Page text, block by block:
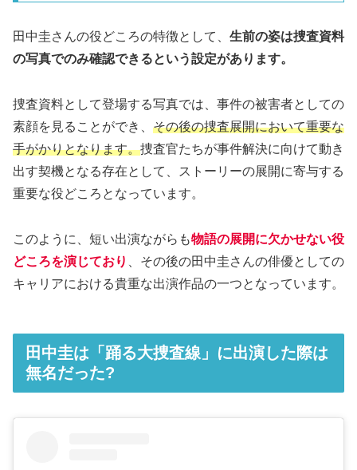
田中圭さんの役どころの特徴として、 生前の姿は捜査資料
の写真でのみ確認できるという設定があります。
捜査資料として登場する写真では、事件の被害者としての
素顔を見ることができ、 その後の捜査展開において重要な
手がかりとなります。捜査官たちが事件解決に向けて動き
出す契機となる存在として、ストーリーの展開に寄与する
重要な役どころとなっています。
このように、短い出演ながらも物語の展開に欠かせない役
どころを演じており
、その後の田中圭さんの俳優としての
キャリアにおける貴重な出演作品の一つとなっています。
田中圭は「踊る大捜査線」に出演した際は
無名だった?